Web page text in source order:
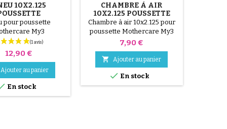
10X2.125
pour poussette
My3
Prix
12,90 €
Ajouter au panier
En stock
CHAMBRE À AIR
10X2.125 POUSSETTE
MOTHERCARE
Chambre à air 10x2.125 pour
poussette Mothercare My3
Prix
7,90 €
 Ajouter au panier
 En stock